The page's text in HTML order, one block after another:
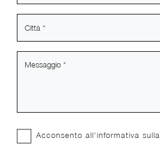
Acconsento all'informativa sulla